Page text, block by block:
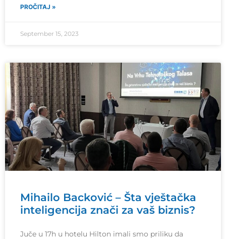
PROČITAJ »
September 15, 2023
Mihailo Backović – Šta vještačka
inteligencija znači za vaš biznis?
Juče u 17h u hotelu Hilton imali smo priliku da